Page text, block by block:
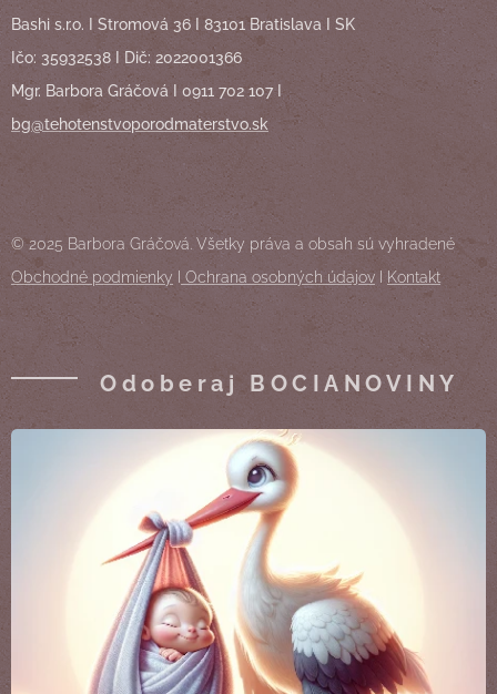
Bashi s.r.o. I Stromová 36 I 83101 Bratislava I SK
Ičo: 35932538 I Dič: 2022001366
Mgr. Barbora Gráčová I 0911 702 107 I
bg@tehotenstvoporodmaterstvo.sk
© 2025 Barbora Gráčová. Všetky práva a obsah sú vyhradené
Obchodné podmienky I Ochrana osobných údajov I Kontakt
Odoberaj BOCIANOVINY